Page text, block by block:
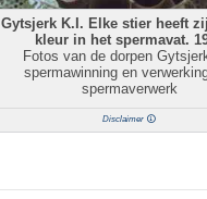
Gytsjerk K.I. Elke stier heeft
kleur in het spermavat.
Fotos van de dorpen
spermawinning en
spermaverwerk
Disclaimer